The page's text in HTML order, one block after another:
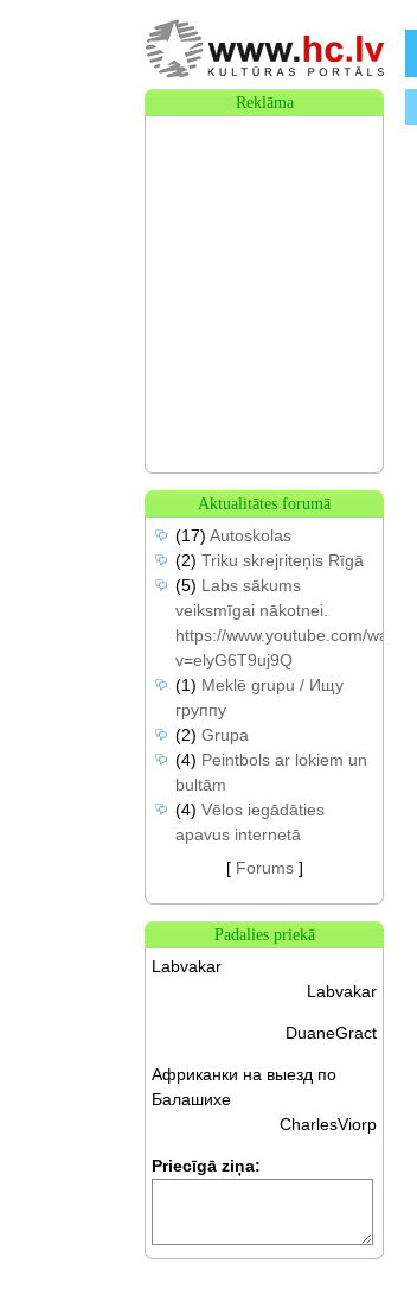
Reklāma
Aktualitātes forumā
(17) Autoskolas
(2) Triku skrejriteņis Rīgā
(5) Labs sākums
veiksmīgai nākotnei.
https://www.youtube.com/watch?
v=elyG6T9uj9Q
(1) Meklē grupu / Ищу
группу
(2) Grupa
(4) Peintbols ar lokiem un
bultām
(4) Vēlos iegādāties
apavus internetā
[ Forums]
Padalies priekā
Labvakar
Labvakar
DuaneGract
Африканки на выезд по
Балашихе
CharlesViorp
Priecīgā ziņa: